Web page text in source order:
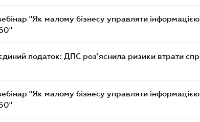
"Як малому бізнесу управляти
податок: ДПС роз’яснила ризики втрати
"Як малому бізнесу управляти